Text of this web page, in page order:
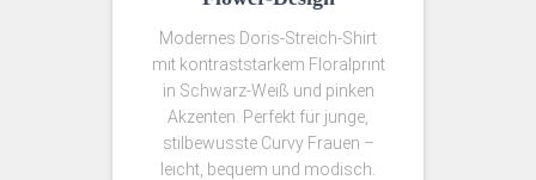
Modernes Doris‑Streich-Shirt
mit kontraststarkem Floralprint
in Schwarz-Weiß und pinken
Akzenten. Perfekt für junge,
stilbewusste Curvy Frauen –
leicht, bequem und modisch.